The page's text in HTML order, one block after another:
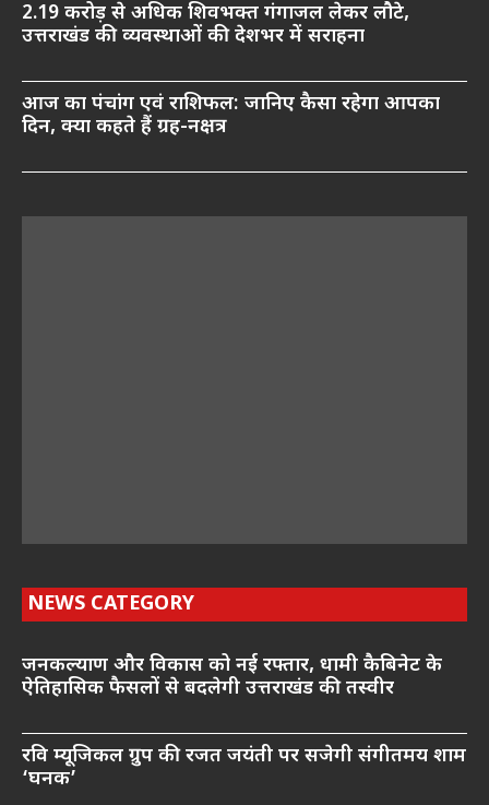
2.19 करोड़ से अधिक शिवभक्त गंगाजल लेकर लौटे,
उत्तराखंड की व्यवस्थाओं की देशभर में सराहना
आज का पंचांग एवं राशिफल: जानिए कैसा रहेगा आपका
दिन, क्या कहते हैं ग्रह-नक्षत्र
NEWS CATEGORY
जनकल्याण और विकास को नई रफ्तार, धामी कैबिनेट के
ऐतिहासिक फैसलों से बदलेगी उत्तराखंड की तस्वीर
रवि म्यूजिकल ग्रुप की रजत जयंती पर सजेगी संगीतमय शाम
‘घनक’